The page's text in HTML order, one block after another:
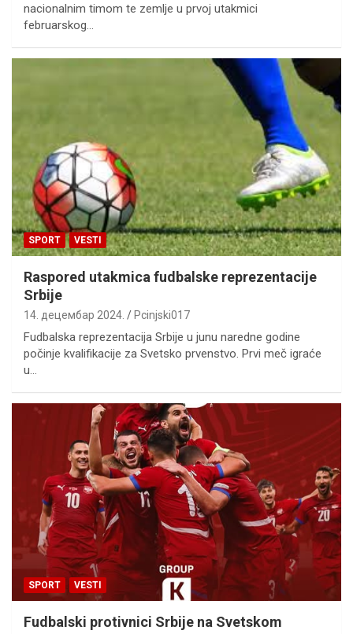
nacionalnim timom te zemlje u prvoj utakmici
februarskog…
SPORT VESTI
Raspored utakmica fudbalske reprezentacije
Srbije
14. децембар 2024. Pcinjski017
Fudbalska reprezentacija Srbije u junu naredne godine
počinje kvalifikacije za Svetsko prvenstvo. Prvi meč igraće
u…
SPORT VESTI
Fudbalski protivnici Srbije na Svetskom